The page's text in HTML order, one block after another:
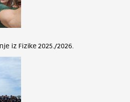
iz Fizike 2025./2026.